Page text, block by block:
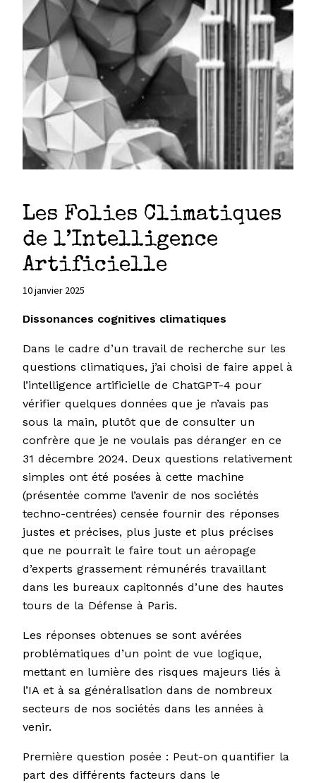
Les Folies Climatiques
de l’Intelligence
Artificielle
10 janvier 2025
Dissonances cognitives climatiques
Dans le cadre d’un travail de recherche sur les
questions climatiques, j’ai choisi de faire appel à
l’intelligence artificielle de ChatGPT-4 pour
vérifier quelques données que je n’avais pas
sous la main, plutôt que de consulter un
confrère que je ne voulais pas déranger en ce
31 décembre 2024. Deux questions relativement
simples ont été posées à cette machine
(présentée comme l’avenir de nos sociétés
techno-centrées) censée fournir des réponses
justes et précises, plus juste et plus précises
que ne pourrait le faire tout un aéropage
d’experts grassement rémunérés travaillant
dans les bureaux capitonnés d’une des hautes
tours de la Défense à Paris.
Les réponses obtenues se sont avérées
problématiques d’un point de vue logique,
mettant en lumière des risques majeurs liés à
l’IA et à sa généralisation dans de nombreux
secteurs de nos sociétés dans les années à
venir.
Première question posée : Peut-on quantifier la
part des différents facteurs dans le